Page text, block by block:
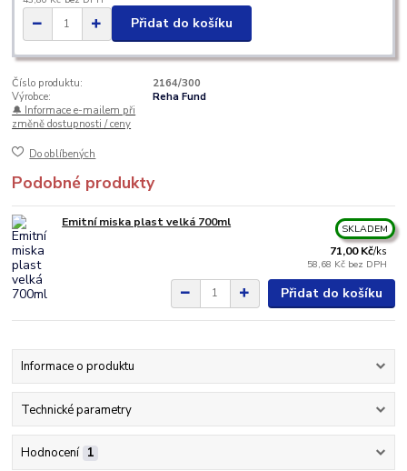
Přidat do košíku
Číslo produktu:
2164/300
Výrobce:
Reha Fund
🔔 Informace e-mailem při
změně dostupnosti / ceny
Do oblíbených
Podobné produkty
Emitní miska plast velká 700ml
71,00 Kč/ks
58,68 Kč bez DPH
SKLADEM
Přidat do košíku
Informace o produktu
Technické parametry
Hodnocení 1